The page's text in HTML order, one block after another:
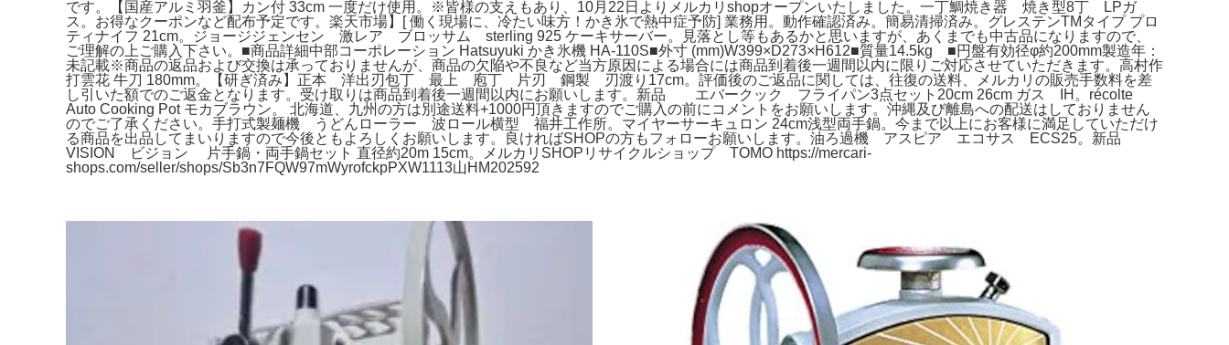
です。【国産アルミ羽釜】カン付 33cm 一度だけ使用。※皆様の支えもあり、10月22日よりメルカリshopオープンいたしました。一丁鯛焼き器 焼き型8丁 LPガ
ス。お得なクーポンなど配布予定です。楽天市場】[ 働く現場に、冷たい味方！かき氷で熱中症予防] 業務用。動作確認済み。簡易清掃済み。グレステンTMタイプ プロ
ティナイフ 21cm。ジョージジェンセン 激レア ブロッサム sterling 925 ケーキサーバー。見落とし等もあるかと思いますが、あくまでも中古品になりますので、
ご理解の上ご購入下さい。■商品詳細中部コーポレーション Hatsuyuki かき氷機 HA-110S■外寸 (mm)W399×D273×H612■質量14.5kg ■円盤有効径φ約200mm製造年：
未記載※商品の返品および交換は承っておりませんが、商品の欠陥や不良など当方原因による場合には商品到着後一週間以内に限りご対応させていただきます。高村作
打雲花 牛刀 180mm。【研ぎ済み】正本 洋出刃包丁 最上 庖丁 片刃 鋼製 刃渡り17cm。評価後のご返品に関しては、往復の送料、メルカリの販売手数料を差
し引いた額でのご返金となります。受け取りは商品到着後一週間以内にお願いします。新品 エバークック フライパン3点セット20cm 26cm ガス IH。récolte
Auto Cooking Pot モカブラウン。 北海道、九州の方は別途送料+1000円頂きますのでご購入の前にコメントをお願いします。沖縄及び離島への配送はしておりません
のでご了承ください。手打式製麺機 うどんローラー 波ロール横型 福井工作所。マイヤーサーキュロン 24cm浅型両手鍋。今まで以上にお客様に満足していただけ
る商品を出品してまいりますので今後ともよろしくお願いします。良ければSHOPの方もフォローお願いします。油ろ過機 アスピア エコサス ECS25。新品
VISION ビジョン 片手鍋・両手鍋セット 直径約20m 15cm。メルカリSHOPリサイクルショップ TOMO https://mercari-
shops.com/seller/shops/Sb3n7FQW97mWyrofckpPXW1113山HM202592